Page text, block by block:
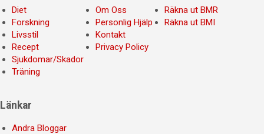
Diet
Forskning
Livsstil
Recept
Sjukdomar/Skador
Träning
Om Oss
Personlig Hjälp
Kontakt
Privacy Policy
Räkna ut BMR
Räkna ut BMI
Länkar
Andra Bloggar